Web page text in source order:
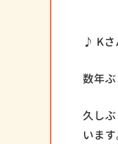
♪ Kさ
数年
久し
います